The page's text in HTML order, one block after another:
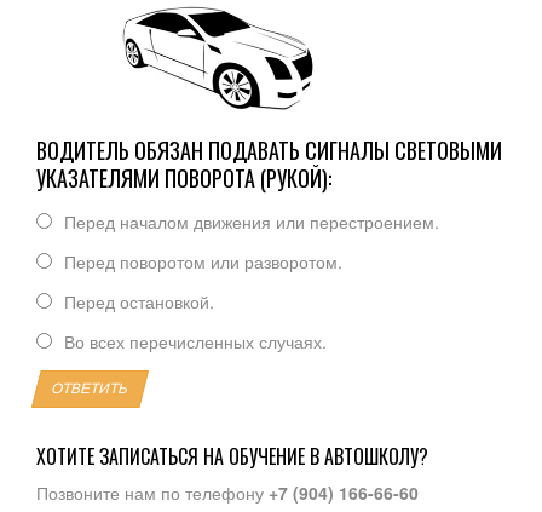
ВОДИТЕЛЬ ОБЯЗАН ПОДАВАТЬ СИГНАЛЫ СВЕТОВЫМИ
УКАЗАТЕЛЯМИ ПОВОРОТА (РУКОЙ):
Перед началом движения или перестроением.
Перед поворотом или разворотом.
Перед остановкой.
Во всех перечисленных случаях.
ОТВЕТИТЬ
ХОТИТЕ ЗАПИСАТЬСЯ НА ОБУЧЕНИЕ В АВТОШКОЛУ?
Позвоните нам по телефону +7 (904) 166-66-60